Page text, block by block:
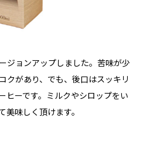
ジョンアップしました。苦味が少
クがあり、でも、後口はスッキリ
ヒーです。ミルクやシロップをい
味しく頂けます。